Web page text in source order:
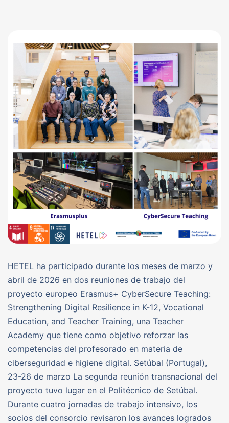
HETEL ha participado durante los meses de marzo y
abril de 2026 en dos reuniones de trabajo del
proyecto europeo Erasmus+ CyberSecure Teaching:
Strengthening Digital Resilience in K-12, Vocational
Education, and Teacher Training, una Teacher
Academy que tiene como objetivo reforzar las
competencias del profesorado en materia de
ciberseguridad e higiene digital. Setúbal (Portugal),
23-26 de marzo La segunda reunión transnacional del
proyecto tuvo lugar en el Politécnico de Setúbal.
Durante cuatro jornadas de trabajo intensivo, los
socios del consorcio revisaron los avances logrados